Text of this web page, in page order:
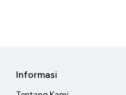
Informasi